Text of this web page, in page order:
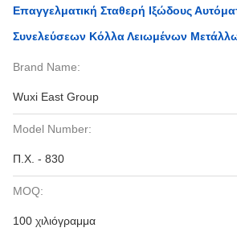
Επαγγελματική Σταθερή Ιξώδους
Συνελεύσεων Κόλλα Λειωμένων
Brand Name:
Wuxi East Group
Model Number:
Π.Χ. - 830
MOQ:
100 χιλιόγραμμα